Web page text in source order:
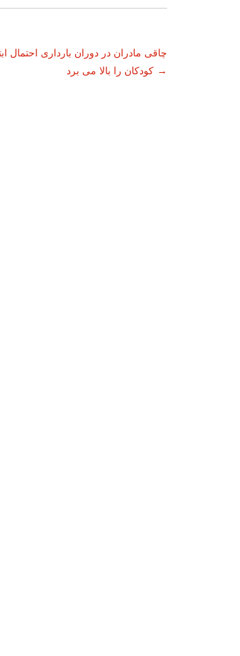
ناوبری
نوشته
چاقی مادران در دوران بارداری احتمال
کودکان را بالا می برد →